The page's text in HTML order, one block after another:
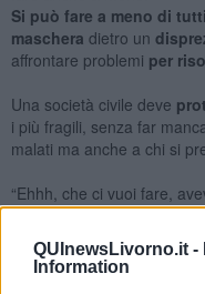
QUInewsLivorno.it -
Information
Si può fare a meno di tutti
maschera dietro un
affrontare problemi per
Una società civile deve
i più fragili, senza far
malati ma anche a chi si
“Ehhh, che ci vuoi fare,
Patrizio, appunto. Che
lungo nonno, marito,
tanti.